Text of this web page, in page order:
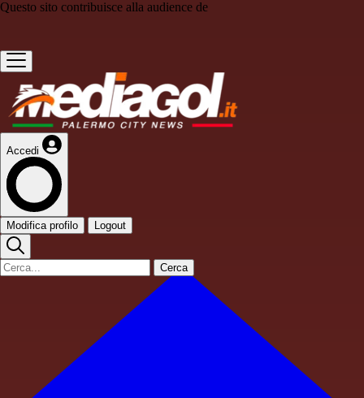
Questo sito contribuisce alla audience de
Accedi
Modifica profilo Logout
Cerca